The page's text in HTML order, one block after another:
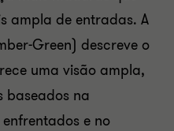
ampla de entradas. A
Green) descreve o
uma visão ampla,
baseados na
e no